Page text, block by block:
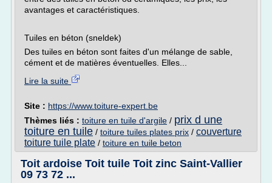
avantages et caractéristiques.
Tuiles en béton (sneldek)
Des tuiles en béton sont faites d'un mélange de sable,
cément et de matières éventuelles. Elles...
Lire la suite
Site : https://www.toiture-expert.be
Thèmes liés : toiture en tuile d'argile / prix d une
toiture en tuile / toiture tuiles plates prix / couverture
toiture tuile plate / toiture en tuile beton
Toit ardoise Toit tuile Toit zinc Saint-Vallier
09 73 72 ...